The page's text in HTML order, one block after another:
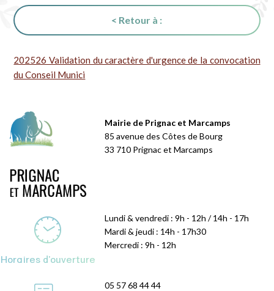
< Retour à :
202526 Validation du caractère d'urgence de la convocation
du Conseil Munici
Mairie de Prignac et Marcamps
85 avenue des Côtes de Bourg
33 710 Prignac et Marcamps
Horaires d'ouverture
Lundi & vendredi : 9h - 12h / 14h - 17h
Mardi & jeudi : 14h - 17h30
Mercredi : 9h - 12h
05 57 68 44 44